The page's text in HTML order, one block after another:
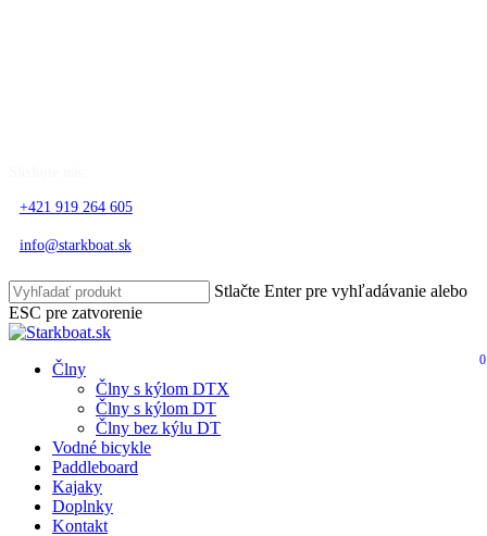
content
+421 919 264 605
info@starkboat.sk
Stlačte Enter pre vyhľadávanie alebo
ESC pre zatvorenie
Close
search
account 0
Menu
Člny
Člny s kýlom DTX
Člny s kýlom DT
Člny bez kýlu DT
Vodné bicykle
Paddleboard
Kajaky
Doplnky
Kontakt